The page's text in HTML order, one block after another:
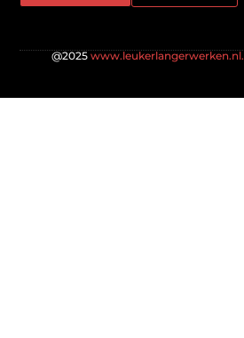
@2025 www.leukerlangerwerken.nl.